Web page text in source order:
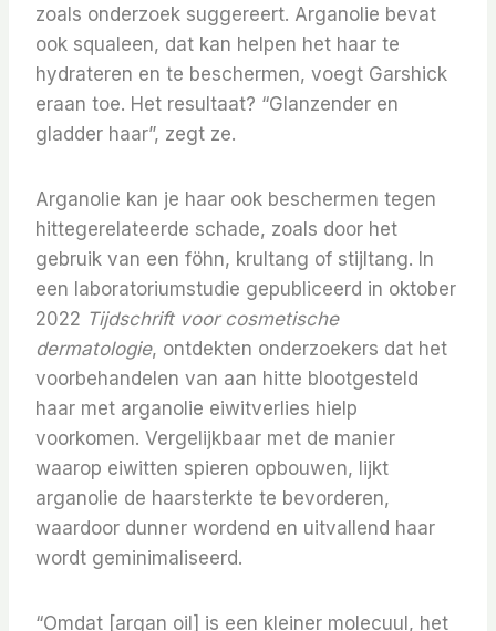
zoals onderzoek suggereert. Arganolie bevat
ook squaleen, dat kan helpen het haar te
hydrateren en te beschermen, voegt Garshick
eraan toe. Het resultaat? “Glanzender en
gladder haar”, zegt ze.
Arganolie kan je haar ook beschermen tegen
hittegerelateerde schade, zoals door het
gebruik van een föhn, krultang of stijltang. In
een laboratoriumstudie gepubliceerd in oktober
2022 Tijdschrift voor cosmetische
dermatologie, ontdekten onderzoekers dat het
voorbehandelen van aan hitte blootgesteld
haar met arganolie eiwitverlies hielp
voorkomen. Vergelijkbaar met de manier
waarop eiwitten spieren opbouwen, lijkt
arganolie de haarsterkte te bevorderen,
waardoor dunner wordend en uitvallend haar
wordt geminimaliseerd.
“Omdat [argan oil] is een kleiner molecuul, het